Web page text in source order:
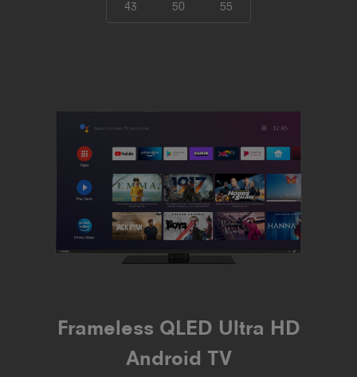
43 50 55
Frameless QLED Ultra HD
Android TV